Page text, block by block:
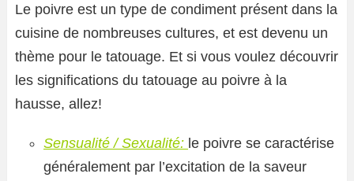
Le poivre est un type de condiment présent dans la
cuisine de nombreuses cultures, et est devenu un
thème pour le tatouage. Et si vous voulez découvrir
les significations du tatouage au poivre à la
hausse, allez!
Sensualité / Sexualité: le poivre se caractérise
généralement par l’excitation de la saveur